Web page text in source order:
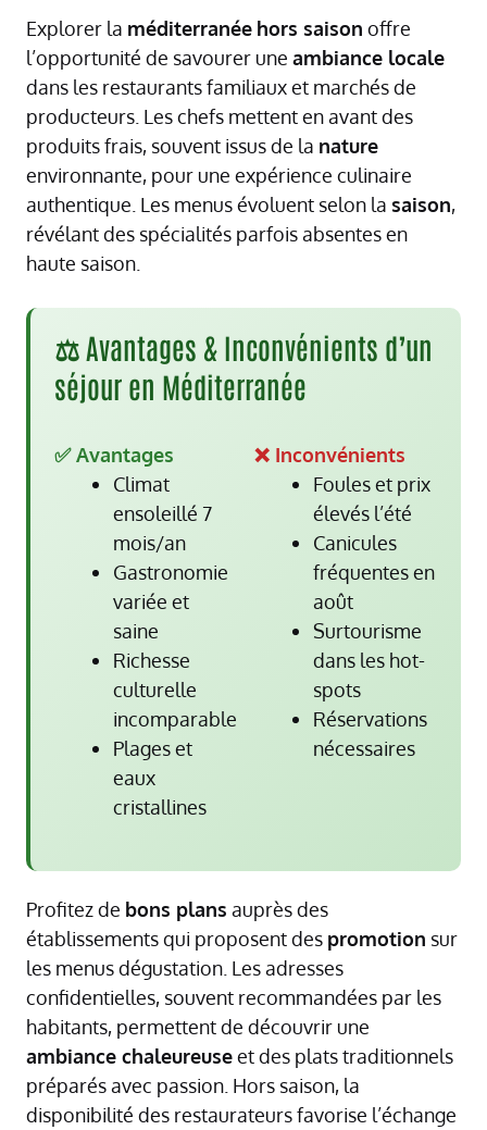
Explorer la méditerranée hors saison offre
l’opportunité de savourer une ambiance locale
dans les restaurants familiaux et marchés de
producteurs. Les chefs mettent en avant des
produits frais, souvent issus de la nature
environnante, pour une expérience culinaire
authentique. Les menus évoluent selon la saison,
révélant des spécialités parfois absentes en
haute saison.
⚖️ Avantages & Inconvénients d’un
séjour en Méditerranée
✅ Avantages
Climat
ensoleillé 7
mois/an
Gastronomie
variée et
saine
Richesse
culturelle
incomparable
Plages et
eaux
cristallines
❌ Inconvénients
Foules et prix
élevés l’été
Canicules
fréquentes en
août
Surtourisme
dans les hot-
spots
Réservations
nécessaires
Profitez de bons plans auprès des
établissements qui proposent des promotion sur
les menus dégustation. Les adresses
confidentielles, souvent recommandées par les
habitants, permettent de découvrir une
ambiance chaleureuseet des plats traditionnels
préparés avec passion. Hors saison, la
disponibilité des restaurateurs favorise l’échange